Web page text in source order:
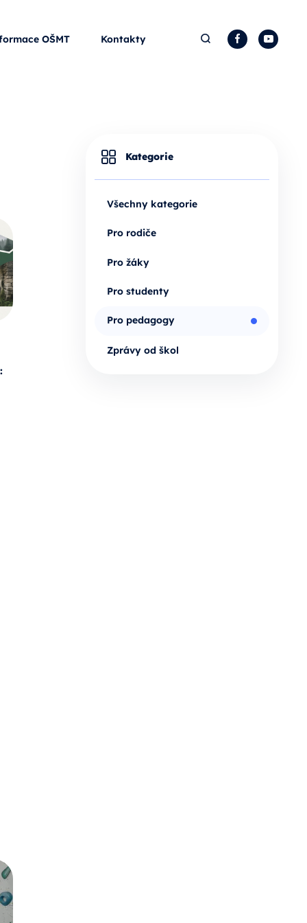
OŠMT Kontakty Hledat Facebook
Kategorie
Všechny kategorie
Pro rodiče
Pro žáky
Pro studenty
Pro pedagogy
Zprávy od škol